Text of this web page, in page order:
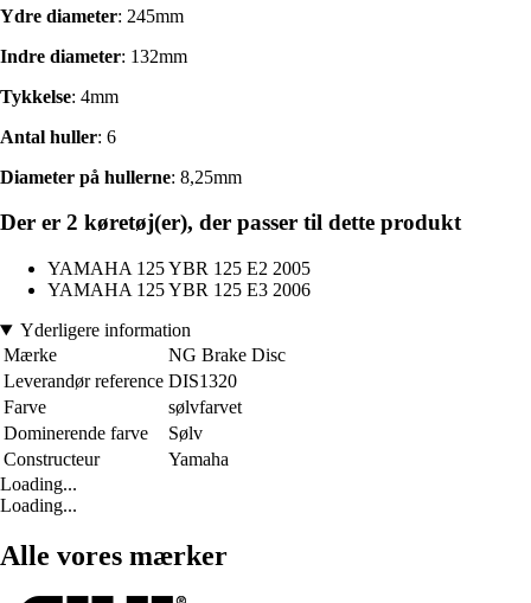
Ydre diameter: 245mm
Indre diameter: 132mm
Tykkelse: 4mm
Antal huller: 6
Diameter på hullerne: 8,25mm
Der er 2 køretøj(er), der passer til dette produkt
YAMAHA 125 YBR 125 E2 2005
YAMAHA 125 YBR 125 E3 2006
Yderligere information
Mærke
NG Brake Disc
Leverandør reference DIS1320
Farve
sølvfarvet
Dominerende farve
Sølv
Constructeur
Yamaha
Loading...
Loading...
Alle vores mærker